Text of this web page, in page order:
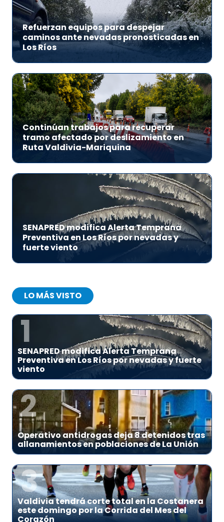
Refuerzan equipos para despejar
caminos ante nevadas pronosticadas en
Los Ríos
Continúan trabajos para recuperar
tramo afectado por deslizamiento en
Ruta Valdivia-Mariquina
SENAPRED modifica Alerta Temprana
Preventiva en Los Ríos por nevadas y
fuerte viento
LO MÁS VISTO
1
SENAPRED modifica Alerta Temprana
Preventiva en Los Ríos por nevadas y fuerte
viento
2
Operativo antidrogas deja 8 detenidos tras
allanamientos en poblaciones de La Unión
3
Valdivia tendrá corte total en la Costanera
este domingo por la Corrida del Mes del
Corazón